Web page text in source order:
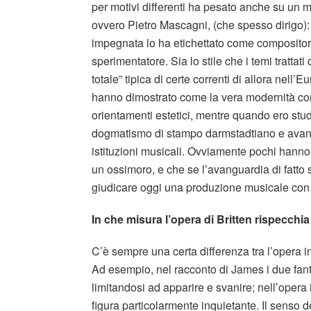
per motivi differenti ha pesato anche su un
ovvero Pietro Mascagni, (che spesso
impegnata lo ha etichettato come
sperimentatore. Sia lo stile che i temi
totale” tipica di certe correnti di allora
hanno dimostrato come la vera modernità
orientamenti estetici, mentre quando ero
dogmatismo di stampo darmstadtiano e
istituzioni musicali. Ovviamente pochi
un ossimoro, e che se l’avanguardia di
giudicare oggi una produzione musicale
In che misura l’opera di Britten
C’è sempre una certa differenza tra
Ad esempio, nel racconto di James i due
limitandosi ad apparire e svanire;
figura particolarmente inquietante. Il senso